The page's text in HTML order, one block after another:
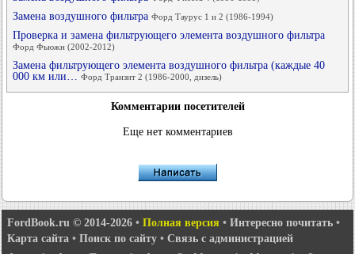
Замена воздушного фильтра Форд Таурус 1 и 2 (1986-1994)
Проверка и замена фильтрующего элемента воздушного фильтра
Форд Фьюжн (2002-2012)
Замена фильтрующего элемента воздушного фильтра (каждые 40
000 км или… Форд Транзит 2 (1986-2000, дизель)
Комментарии посетителей
Еще нет комментариев
FordBook.ru © 2014-2026 • Полная версия • Интересно почитать •
Карта сайта • Поиск по сайту • Связь с администрацией